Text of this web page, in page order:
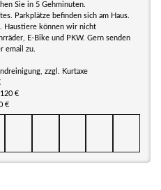
Sie in 5 Gehminuten.
Parkplätze befinden sich am Haus.
Haustiere können wir nicht
E-Bike und PKW. Gern senden
email zu.
zzgl. Kurtaxe
€
€